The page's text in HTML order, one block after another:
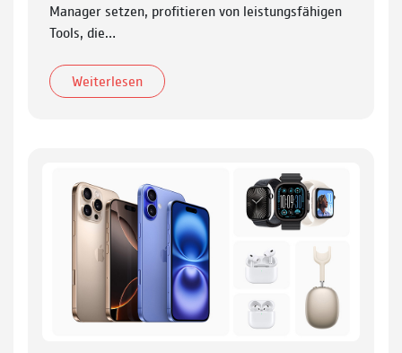
Manager setzen, profitieren von leistungsfähigen
Tools, die…
Weiterlesen